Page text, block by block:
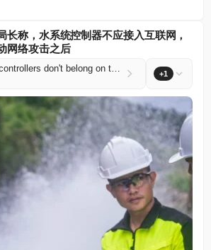
长称，水系统控制器不应接入互联网，
网络攻击之后
Water system controllers don't belong on the internet, says ex-NSA chief after suspected Iran attacks +1